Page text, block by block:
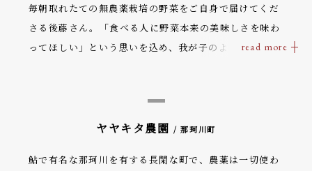
野菜は同じ畑で並べて作られています。サラダの出来上
がりをイメージして、同じ土で育つ野菜同士の相性を考
えながら植えているなんて、畑の段階からサラダボウル
原さんの子供である野菜の数々はタップリと注がれた愛
毎朝取れたての無農薬栽培の野菜をご自身で届けてくだ
さる後藤さん。「食べる人に野菜本来の美味しさを味わ
ってほしい」という思いを込め、我が子のように大切に
ヤヤキタ農園 / 那珂川町
鮎で有名な那珂川を有する長閑な町で、農薬は一切使わ